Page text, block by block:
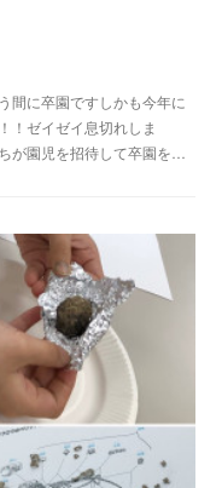
間に卒園ですしかも今年に
！ゼイゼイ息切れしま
が園児を招待して卒園を…